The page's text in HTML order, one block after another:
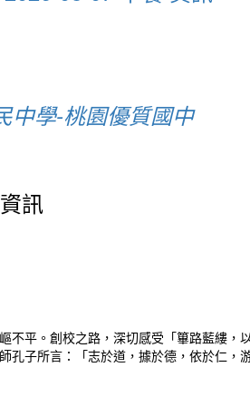
中學-桃園優質國中
訊
不平。創校之路，深切感受「篳路藍縷
孔子所言：「志於道，據於德，依於仁，